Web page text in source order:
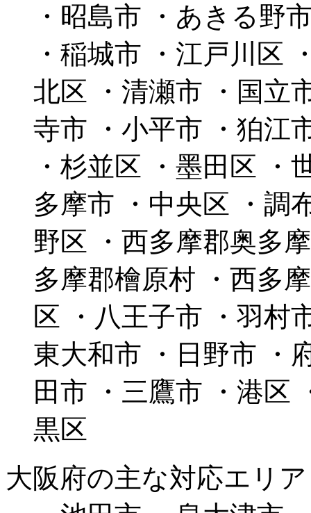
・昭島市 ・あきる野
・稲城市 ・江戸川区
北区 ・清瀬市 ・国立
寺市 ・小平市 ・狛江
・杉並区 ・墨田区 ・
多摩市 ・中央区 ・調
野区 ・西多摩郡奥多
多摩郡檜原村 ・西多
区 ・八王子市 ・羽村
東大和市 ・日野市 ・
田市 ・三鷹市 ・港区
黒区
大阪府の主な対応エリア